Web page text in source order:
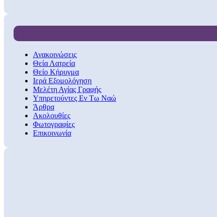
Ανακοινώσεις
Θεία Λατρεία
Θείο Κήρυγμα
Ιερά Εξομολόγηση
Μελέτη Αγίας Γραφής
Υπηρετούντες Εν Τω Ναώ
Άρθρα
Ακολουθίες
Φωτογραφίες
Επικοινωνία